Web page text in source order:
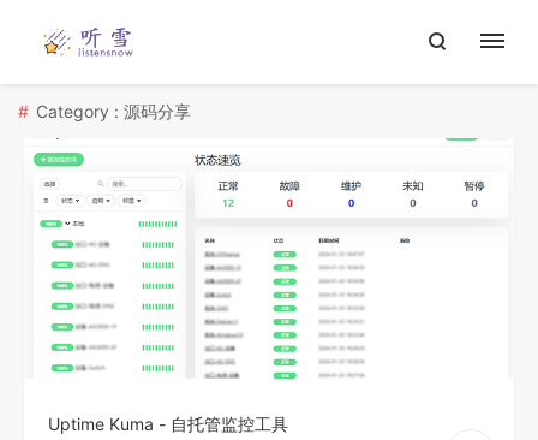
Category : 源码分享
Uptime Kuma - 自托管监控工具